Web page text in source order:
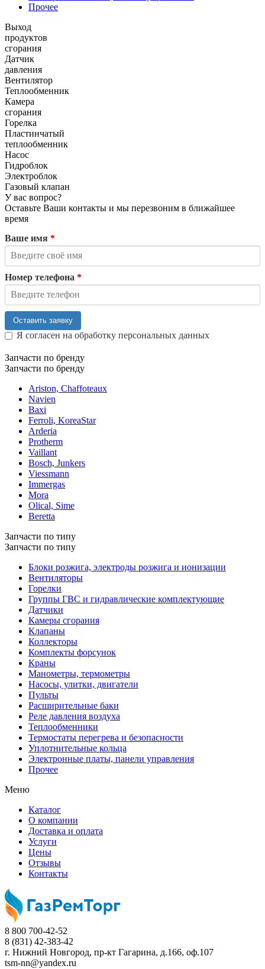
Прочее
Выход
продуктов
сгорания
Датчик
давления
Вентилятор
Теплообменник
Камера
сгорания
Горелка
Пластинчатый
теплообменник
Насос
Гидроблок
Электроблок
Газовый клапан
У вас вопрос?
Оставьте Ваши контакты и мы перезвоним в ближайшее
время
Ваше имя *
Номер телефона *
Оставить заявку
Я согласен на обработку персональных данных
Запчасти по бренду
Запчасти по бренду
Ariston, Chaffoteaux
Navien
Baxi
Ferroli, KoreaStar
Arderia
Protherm
Vaillant
Bosch, Junkers
Viessmann
Immergas
Mora
Olical, Sime
Beretta
Запчасти по типу
Запчасти по типу
Блоки розжига, электроды розжига и ионизации
Вентиляторы
Горелки
Группы ГВС и гидравлические комплектующие
Датчики
Камеры сгорания
Клапаны
Коллекторы
Комплекты форсунок
Краны
Манометры, термометры
Насосы, улитки, двигатели
Пульты
Расширительные баки
Реле давления воздуха
Теплообменники
Термостаты перегрева и безопасности
Уплотнительные кольца
Электронные платы, панели управления
Прочее
Меню
Каталог
О компании
Доставка и оплата
Услуги
Цены
Отзывы
Контакты
8 800 700-42-52
8 (831) 42-383-42
г. Нижний Новгород, пр-кт Гагарина, д.166, оф.107
tsm-nn@yandex.ru